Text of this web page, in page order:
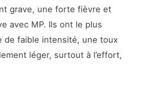
grave, une forte fièvre et
avec MP. Ils ont le plus
de faible intensité, une toux
léger, surtout à l’effort,